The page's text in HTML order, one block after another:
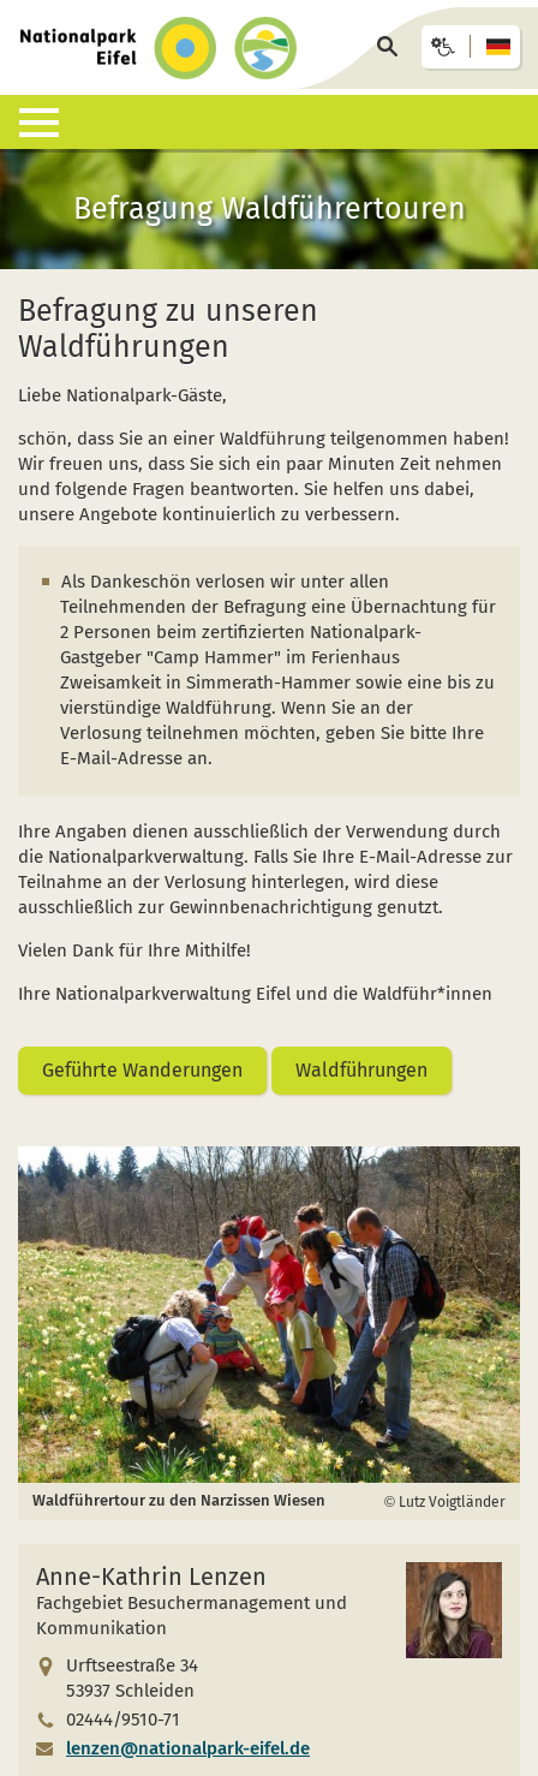
Startseite
Seite
durchsuchen
Lebensraum Nationalpark
Was ist ein Nationalpark?
Besondere Tiere und Pflanzen
Artenliste
Lebensräume
Geologie, Böden und Klima
Forschung im Nationalpark
Absterbende Fichten machen Platz für heimische
Der Wolf kehrt zurück
Nationalpark erleben
Veranstaltungen
Aktuelles
Geführte Wanderungen
Auf eigene Faust
Wandervorschläge
Wildnis-Trail
Schulen und Kitas
Barrierefrei unterwegs
Sternenpark
Erlebnisregion Nationalpark Eifel
Infohäuser & Einrichtungen
Nationalpark-Zentrum Eifel
Nationalpark-Tore
Nationalpark-Infopunkte
Wildniswerkstatt Düttling
Natur-Erlebnis-Treff (NEsT) Jugendwaldheim
Nationalpark-Schulen
Anreise & Unterkunft
Anreise
Nationalpark-Gastgeber
Arrangements & Pauschalen
GästeCard
Fahrtziel Natur
Infothek
Pressemitteilungen
Sozioökonomisches Monitoring
Downloads
Motorradfahrende
Einsatz von Drohnen
Fan-Artikel zum Nationalpark
Kurzfilme
Afrikanische Schweinepest
FAQ
Befragung Waldführertouren
Befragung zu unseren
Waldführungen
Liebe Nationalpark-Gäste,
schön, dass Sie an einer Waldführung teilgenommen haben!
Wir freuen uns, dass Sie sich ein paar Minuten Zeit nehmen
und folgende Fragen beantworten. Sie helfen uns dabei,
unsere Angebote kontinuierlich zu verbessern.
Als Dankeschön verlosen wir unter allen
Teilnehmenden der Befragung eine Übernachtung für
2 Personen beim zertifizierten Nationalpark-
Gastgeber "Camp Hammer" im Ferienhaus
Zweisamkeit in Simmerath-Hammer sowie eine bis zu
vierstündige Waldführung. Wenn Sie an der
Verlosung teilnehmen möchten, geben Sie bitte Ihre
E-Mail-Adresse an.
Ihre Angaben dienen ausschließlich der Verwendung durch
die Nationalparkverwaltung. Falls Sie Ihre E-Mail-Adresse zur
Teilnahme an der Verlosung hinterlegen, wird diese
ausschließlich zur Gewinnbenachrichtigung genutzt.
Vielen Dank für Ihre Mithilfe!
Ihre Nationalparkverwaltung Eifel und die Waldführ*innen
Geführte Wanderungen Waldführungen
Waldführertour zu den Narzissen Wiesen Lutz Voigtländer
Anne-Kathrin Lenzen
Fachgebiet Besuchermanagement und
Kommunikation
Urftseestraße 34
53937 Schleiden
02444/9510-71
lenzen@nationalpark-eifel.de